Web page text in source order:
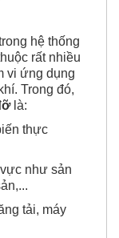
tiễn
hệ thống
rất nhiều
vi ứng dụng
Trong đó,
là:
thực
như sản
tải, máy